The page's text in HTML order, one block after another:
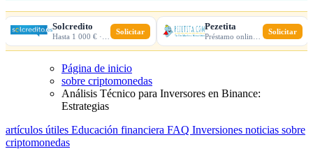
Solcredito Solicitar Pezetita Solicitar
Página de inicio
sobre criptomonedas
Análisis Técnico para Inversores en Binance:
Estrategias
artículos útiles Educación financiera FAQ Inversiones noticias sobre
criptomonedas